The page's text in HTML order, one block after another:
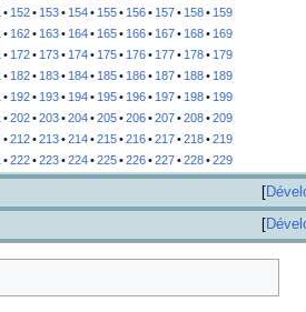
• 152• 153• 154• 155• 156• 157• 158• 159
• 162• 163• 164• 165• 166• 167• 168• 169
• 172• 173• 174• 175• 176• 177• 178• 179
• 182• 183• 184• 185• 186• 187• 188• 189
• 192• 193• 194• 195• 196• 197• 198• 199
•202•203•204•205•206•207•208•209
•212•213•214•215•216•217•218•219
•222•223•224•225•226•227•228•229